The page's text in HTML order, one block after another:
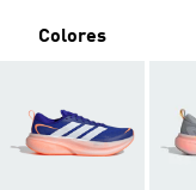
Colores